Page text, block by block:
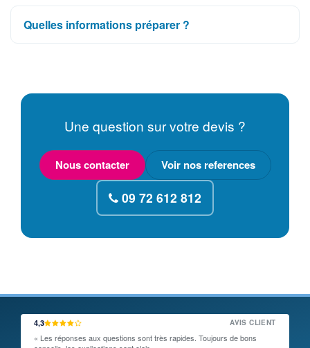
Quelles informations préparer ?
Une question sur votre devis ?
Nous contacter Voir nos references
09 72 612 812
4,3 AVIS CLIENT
« Les réponses aux questions sont très rapides. Toujours de bons